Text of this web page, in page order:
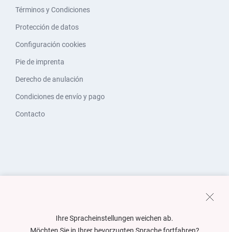
Términos y Condiciones
Protección de datos
Configuración cookies
Pie de imprenta
Derecho de anulación
Condiciones de envío y pago
Contacto
Ihre Spracheinstellungen weichen ab.